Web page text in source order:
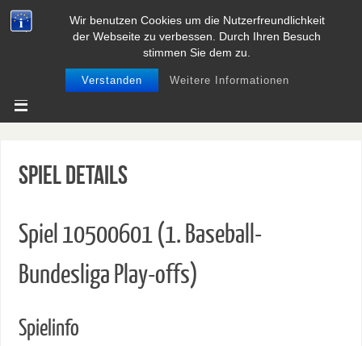
Wir benutzen Cookies um die Nutzerfreundlichkeit
der Webseite zu verbessen. Durch Ihren Besuch
stimmen Sie dem zu.
Verstanden Weitere Informationen
BASEBALL UND SOFTBALL IN
NIEDERSACHSEN
Spiel Details
Spiel 10500601 (1. Baseball-
Bundesliga Play-offs)
Spielinfo